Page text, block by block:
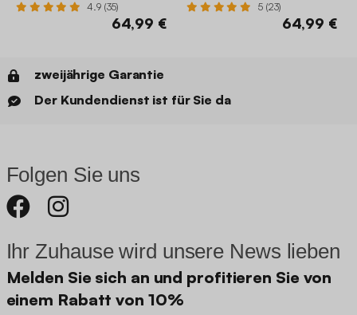
4.9 (35)
64,99 €
5 (23)
64,99 €
zweijährige Garantie
Der Kundendienst ist für Sie da
Folgen Sie uns
Ihr Zuhause wird unsere News lieben
Melden Sie sich an und profitieren Sie von
einem Rabatt von 10%